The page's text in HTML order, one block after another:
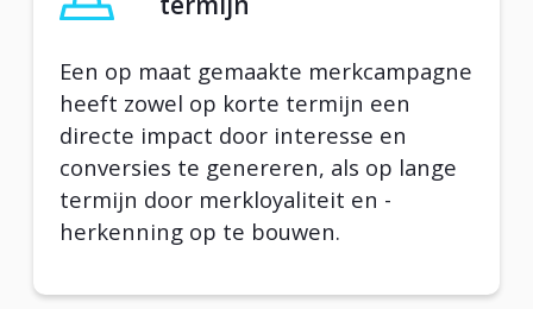
Een op maat gemaakte merkcampagne
heeft zowel op korte termijn een
directe impact door interesse en
conversies te genereren, als op lange
termijn door merkloyaliteit en -
herkenning op te bouwen.